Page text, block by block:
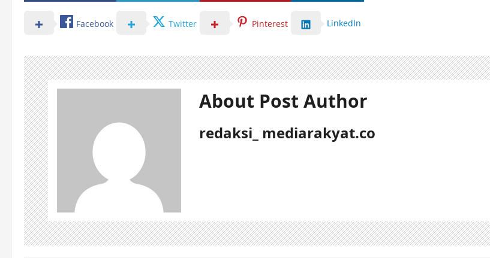
Facebook Twitter Pinterest LinkedIn
About Post Author
redaksi_ mediarakyat.co